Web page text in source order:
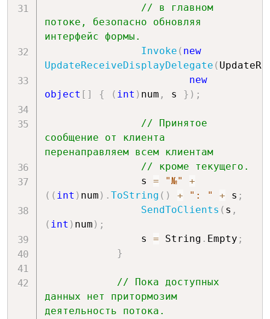
// в главном
потоке, безопасно обновляя
интерфейс формы.
Invoke ( new
UpdateReceiveDisplayDelegate (
new
object [ ] { ( int ) num , s } ) ;
// Принятое
сообщение от клиента
перенаправляем всем клиентам
// кроме текущего.
                s
= "№"
+
( ( int ) num ) . ToString ( ) + ": " + s ;
SendToClients ( s ,
( int ) num ) ;
                s
= String . Empty ;
}
// Пока доступных
данных нет притормозим
деятельность потока.